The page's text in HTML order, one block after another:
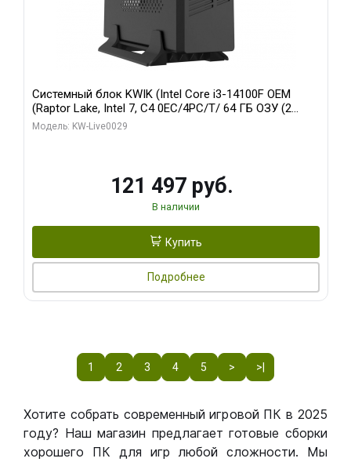
Системный блок KWIK (Intel Core i3-14100F OEM
(Raptor Lake, Intel 7, C4 0EC/4PC/T/ 64 ГБ ОЗУ (2
модуля)/ MSI RTX5060Ti SHADOW 2X OC PLUS 8GB
Модель: KW-Live0029
121 497 руб.
В наличии
Купить
Подробнее
1 2 3 4 5 > >|
Хотите собрать современный игровой ПК в 2025
году? Наш магазин предлагает готовые сборки
хорошего ПК для игр любой сложности. Мы